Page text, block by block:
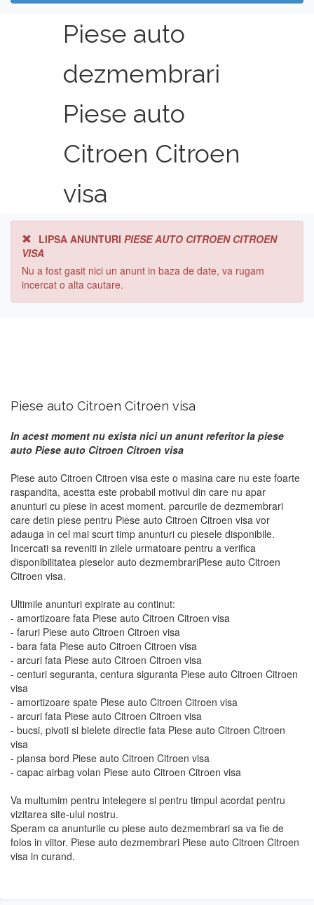
Piese auto
dezmembrari
Piese auto
Citroen Citroen
visa
LIPSA ANUNTURI PIESE AUTO CITROEN CITROEN
VISA
Nu a fost gasit nici un anunt in baza de date, va rugam
incercat o alta cautare.
Piese auto Citroen Citroen visa
In acest moment nu exista nici un anunt referitor la piese
auto Piese auto Citroen Citroen visa
Piese auto Citroen Citroen visa este o masina care nu este foarte
raspandita, acestta este probabil motivul din care nu apar
anunturi cu piese in acest moment. parcurile de dezmembrari
care detin piese pentru Piese auto Citroen Citroen visa vor
adauga in cel mai scurt timp anunturi cu piesele disponibile.
Incercati sa reveniti in zilele urmatoare pentru a verifica
disponibilitatea pieselor auto dezmembrariPiese auto Citroen
Citroen visa.
Ultimile anunturi expirate au continut:
- amortizoare fata Piese auto Citroen Citroen visa
- faruri Piese auto Citroen Citroen visa
- bara fata Piese auto Citroen Citroen visa
- arcuri fata Piese auto Citroen Citroen visa
- centuri seguranta, centura siguranta Piese auto Citroen Citroen
visa
- amortizoare spate Piese auto Citroen Citroen visa
- arcuri fata Piese auto Citroen Citroen visa
- bucsi, pivoti si bielete directie fata Piese auto Citroen Citroen
visa
- plansa bord Piese auto Citroen Citroen visa
- capac airbag volan Piese auto Citroen Citroen visa
Va multumim pentru intelegere si pentru timpul acordat pentru
vizitarea site-ului nostru.
Speram ca anunturile cu piese auto dezmembrari sa va fie de
folos in viitor. Piese auto dezmembrari Piese auto Citroen Citroen
visa in curand.